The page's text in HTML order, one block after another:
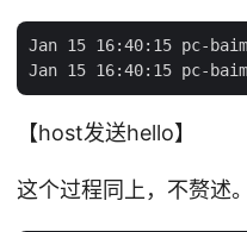
Jan 15 16:40:15 pc-baim
【host发送hello】
这个过程同上，不赘述。